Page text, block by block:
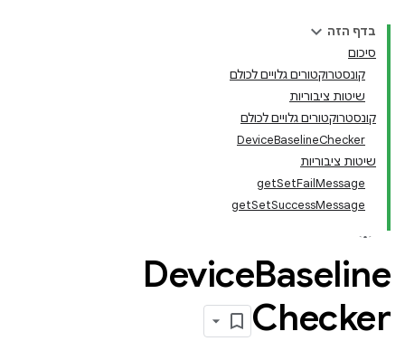
בדף הזה
סיכום
קונסטרוקטורים גלויים לכולם
שיטות ציבוריות
קונסטרוקטורים גלויים לכולם
DeviceBaselineChecker
שיטות ציבוריות
getSetFailMessage
getSetSuccessMessage
DeviceBaseline
Checker